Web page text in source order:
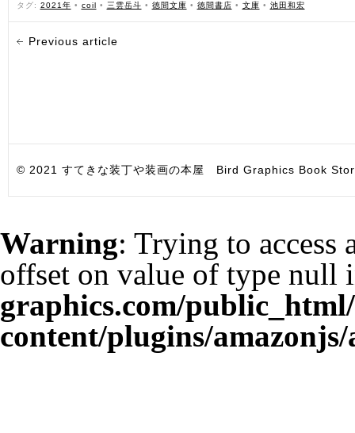
タグ: 2021年 • coil • 三雲岳斗 • 徳間文庫 • 徳間書店 • 文庫 • 池田和宏
Previous article
© 2021 すてきな装丁や装画の本屋 Bird Graphics Book
Warning: Trying to access
offset on value of type null
graphics.com/
content/plugins/